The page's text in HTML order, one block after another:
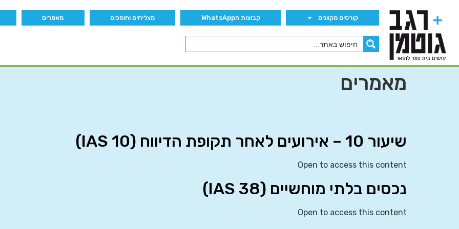
קורסים מקוונים קבוצות הWhatsApp מצליחים וחוסכים מאמרים
מאמרים
שיעור 10 – אירועים לאחר תקופת הדיווח (IAS 10)
Open to access this content
נכסים בלתי מוחשיים (IAS 38)
Open to access this content